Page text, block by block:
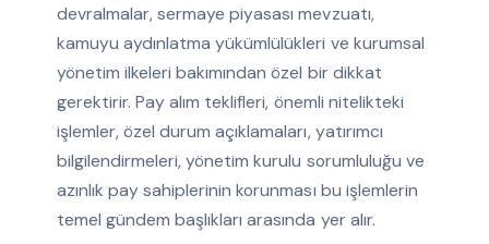
devralmalar, sermaye piyasası mevzuatı,
kamuyu aydınlatma yükümlülükleri ve kurumsal
yönetim ilkeleri bakımından özel bir dikkat
gerektirir. Pay alım teklifleri, önemli nitelikteki
işlemler, özel durum açıklamaları, yatırımcı
bilgilendirmeleri, yönetim kurulu sorumluluğu ve
azınlık pay sahiplerinin korunması bu işlemlerin
temel gündem başlıkları arasında yer alır.